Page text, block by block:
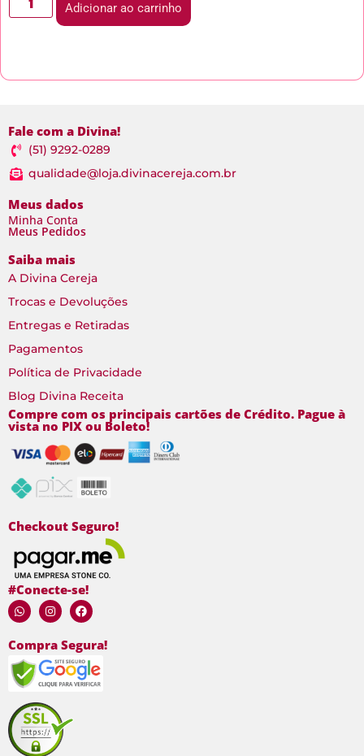
Adicionar ao carrinho
Fale com a Divina!
(51) 9292-0289
qualidade@loja.divinacereja.com.br
Meus dados
Minha Conta
Meus Pedidos
Saiba mais
A Divina Cereja
Trocas e Devoluções
Entregas e Retiradas
Pagamentos
Política de Privacidade
Blog Divina Receita
Compre com os principais cartões de Crédito. Pague à
vista no PIX ou Boleto!
Checkout Seguro!
#Conecte-se!
Compra Segura!